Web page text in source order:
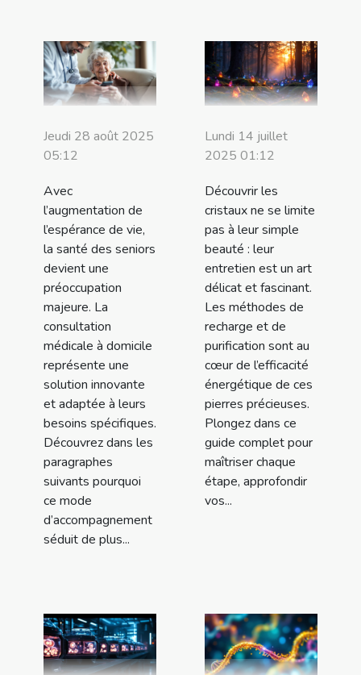
Jeudi 28 août 2025
05:12
Avec
l’augmentation de
l’espérance de vie,
la santé des seniors
devient une
préoccupation
majeure. La
consultation
médicale à domicile
représente une
solution innovante
et adaptée à leurs
besoins spécifiques.
Découvrez dans les
paragraphes
suivants pourquoi
ce mode
d’accompagnement
séduit de plus...
Lundi 14 juillet
2025 01:12
Découvrir les
cristaux ne se limite
pas à leur simple
beauté : leur
entretien est un art
délicat et fascinant.
Les méthodes de
recharge et de
purification sont au
cœur de l’efficacité
énergétique de ces
pierres précieuses.
Plongez dans ce
guide complet pour
maîtriser chaque
étape, approfondir
vos...